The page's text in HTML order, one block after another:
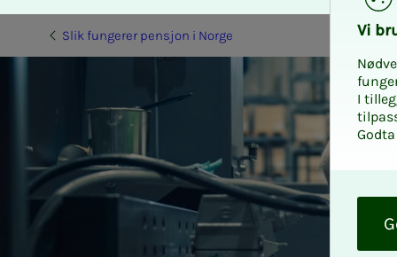
Slik fungerer pensjon i Norge Vi
I